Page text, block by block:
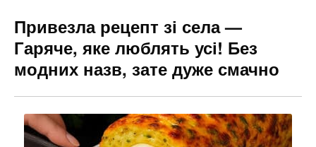
Привезла рецепт зі села —
Гаряче, яке люблять усі! Без
модних назв, зате дуже смачно